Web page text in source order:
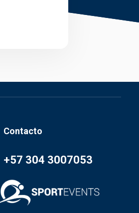
Contacto
+57 304 3007053